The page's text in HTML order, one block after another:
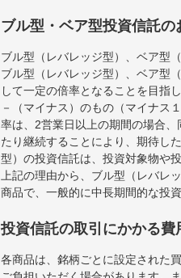
ブル型・ベア型投資信託
ブル型（レバレッジ型）、ベア型
ブル型（レバレッジ型）、ベア型
して一定の倍率となることを目指
－（マイナス）のもの（マイナス
率は、2営業日以上の期間の場合
たり継続することにより、期待し
型）の投資信託は、投資対象物や
上記の理由から、ブル型（レバレ
商品で、一般的に中長期間的な投
投資信託の取引にかかる費
各商品は、銘柄ごとに設定された